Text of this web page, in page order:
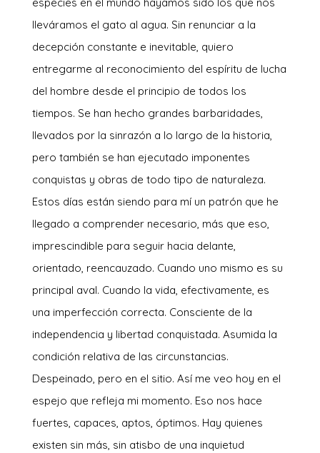
especies en el mundo hayamos sido los que nos
lleváramos el gato al agua. Sin renunciar a la
decepción constante e inevitable, quiero
entregarme al reconocimiento del espíritu de lucha
del hombre desde el principio de todos los
tiempos. Se han hecho grandes barbaridades,
llevados por la sinrazón a lo largo de la historia,
pero también se han ejecutado imponentes
conquistas y obras de todo tipo de naturaleza.
Estos días están siendo para mí un patrón que he
llegado a comprender necesario, más que eso,
imprescindible para seguir hacia delante,
orientado, reencauzado. Cuando uno mismo es su
principal aval. Cuando la vida, efectivamente, es
una imperfección correcta. Consciente de la
independencia y libertad conquistada. Asumida la
condición relativa de las circunstancias.
Despeinado, pero en el sitio. Así me veo hoy en el
espejo que refleja mi momento. Eso nos hace
fuertes, capaces, aptos, óptimos. Hay quienes
existen sin más, sin atisbo de una inquietud